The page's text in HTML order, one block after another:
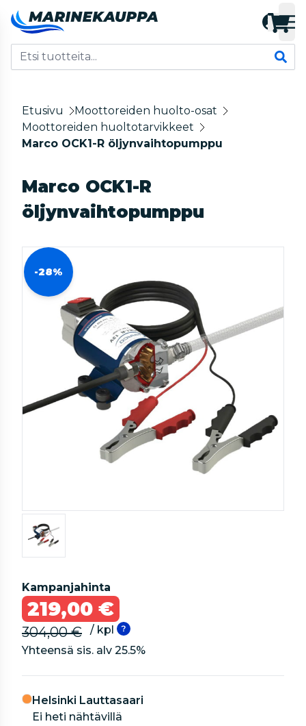
Etusivu
Moottoreiden huolto-osat
Moottoreiden huoltotarvikkeet
Marco OCK1-R öljynvaihtopumppu
Marco OCK1-R
öljynvaihtopumppu
-28%
Kampanjahinta
219,00 €
304,00 €
/ kpl
Yhteensä sis. alv 25.5%
Helsinki Lauttasaari
Ei heti nähtävillä